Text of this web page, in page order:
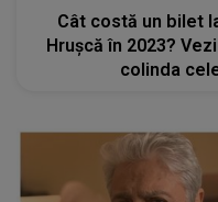
Cât costă un bilet
Hrușcă în 2023?
colinda